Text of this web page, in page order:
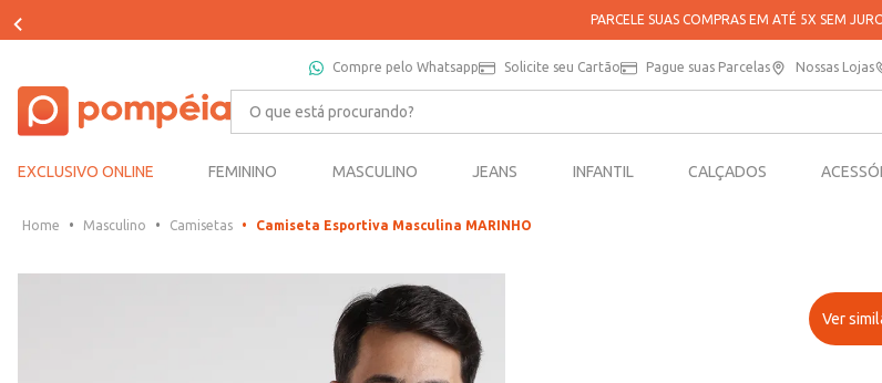
APROVEITE 20% OFF NA SUA PRIMEIRA COMPRA
Compre pelo Whatsapp Solicite seu Cartão Pague suas Parcelas Nossas Lojas
O que está procurando?
EXCLUSIVO ONLINE FEMININO MASCULINO JEANS INFANTIL CALÇADOS
Masculino Camisetas Camiseta Esportiva Masculina MARINHO
Ver